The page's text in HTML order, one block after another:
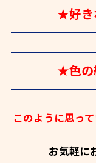
★好き
★色の
このように思っ
お気軽に